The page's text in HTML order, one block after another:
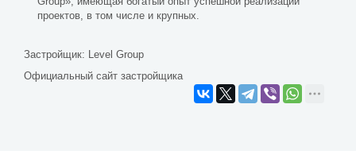
проектов, в том числе и крупных.
Застройщик: Level Group
Официальный сайт застройщика